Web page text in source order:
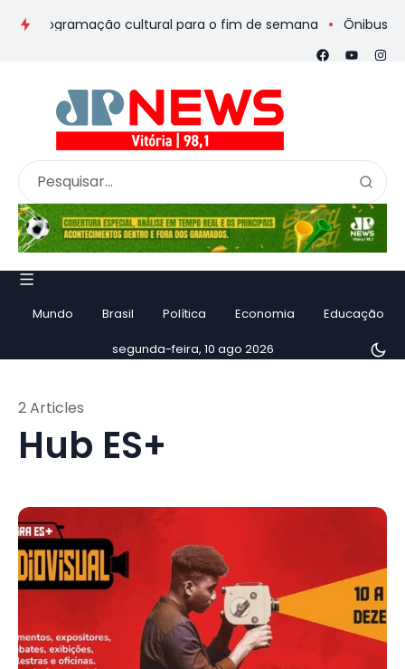
programação cultural para o fim de semana Ônibus de
Mundo Brasil Política Economia Educação
segunda-feira, 10 ago 2026
Hub ES+
2 Articles